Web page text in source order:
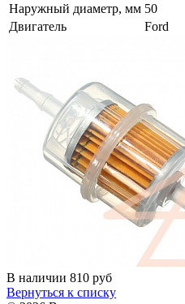
Наружный диаметр, мм 50
Двигатель
Ford
В наличии 810 руб
Вернуться к списку